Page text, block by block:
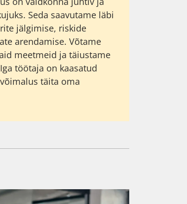
Seda saavutame läbi
jälgimise, riskide
arendamise. Võtame
meetmeid ja täiustame
töötaja on kaasatud
täita oma